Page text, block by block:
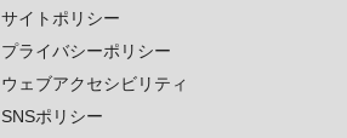
サイトポリシー
プライバシーポリシー
ウェブアクセシビリティ
SNSポリシー